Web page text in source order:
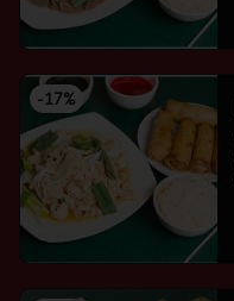
-17%